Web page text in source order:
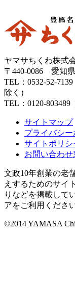
ヤマサちくわ株式
〒440-0086 愛知
TEL：0532-52-
除く）
TEL：0120-803489
サイトマップ
プライバシー
サイトポリシ
お問い合わせ
文政10年創業の老
えするためのサイ
りなどを掲載して
アをご利用ください
©2014 YAMASA